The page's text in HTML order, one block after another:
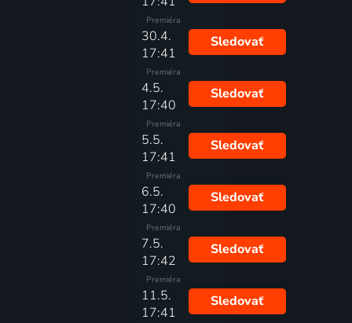
Premiéra
30.4.
17:41
Premiéra
Sledovať
4.5.
17:40
Premiéra
Sledovať
5.5.
17:41
Premiéra
Sledovať
6.5.
17:40
Premiéra
Sledovať
7.5.
17:42
Premiéra
Sledovať
11.5.
17:41
Sledovať